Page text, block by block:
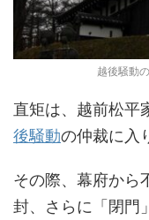
越後騒動
直矩は、越前松平
後騒動の仲裁に入
その際、幕府から
封、さらに「閉門